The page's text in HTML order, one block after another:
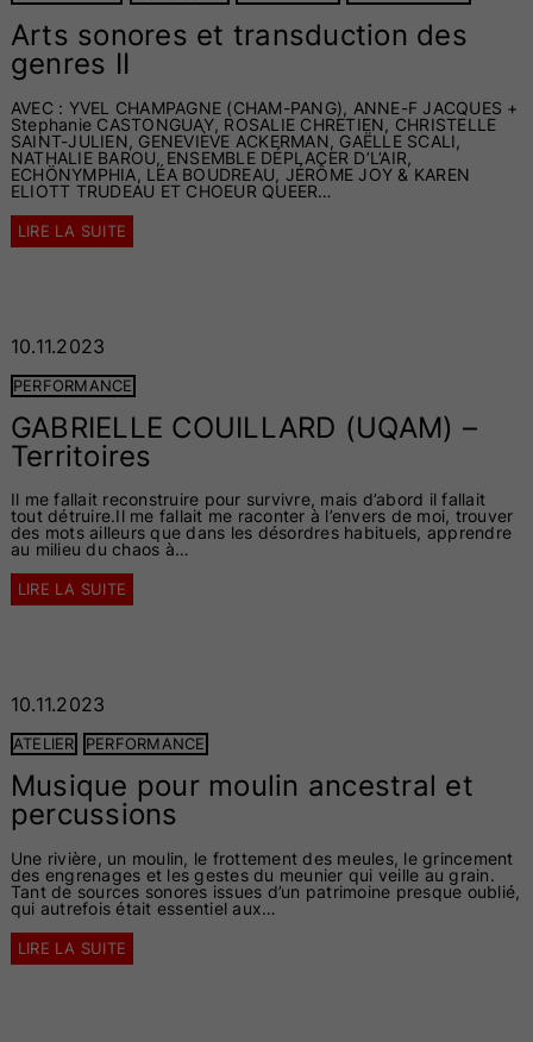
Arts sonores et transduction des
genres II
AVEC : YVEL CHAMPAGNE (CHAM-PANG), ANNE-F JACQUES +
Stephanie CASTONGUAY, ROSALIE CHRETIEN, CHRISTELLE
SAINT-JULIEN, GENEVIÈVE ACKERMAN, GAËLLE SCALI,
NATHALIE BAROU, ENSEMBLE DÉPLACER D’L’AIR,
ECHÖNYMPHIA, LÉA BOUDREAU, JÉRÔME JOY & KAREN
ELIOTT TRUDEAU ET CHOEUR QUEER…
LIRE LA SUITE
10.11.2023
PERFORMANCE
GABRIELLE COUILLARD (UQAM) –
Territoires
Il me fallait reconstruire pour survivre, mais d’abord il fallait
tout détruire.Il me fallait me raconter à l’envers de moi, trouver
des mots ailleurs que dans les désordres habituels, apprendre
au milieu du chaos à…
LIRE LA SUITE
10.11.2023
ATELIER PERFORMANCE
Musique pour moulin ancestral et
percussions
Une rivière, un moulin, le frottement des meules, le grincement
des engrenages et les gestes du meunier qui veille au grain.
Tant de sources sonores issues d’un patrimoine presque oublié,
qui autrefois était essentiel aux…
LIRE LA SUITE